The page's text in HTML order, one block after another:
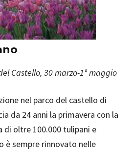
Castello, 30 marzo-1° maggio
nel parco del castello di
da 24 anni la primavera con la
oltre 100.000 tulipani e
è sempre rinnovato nelle